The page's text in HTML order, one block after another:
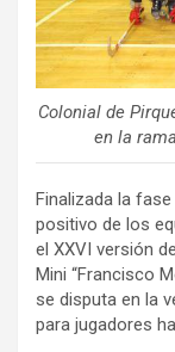
Colonial de
en la
Finalizada la
positivo de los
el XXVI versión
Mini “Francisco
se disputa en la
para jugadores